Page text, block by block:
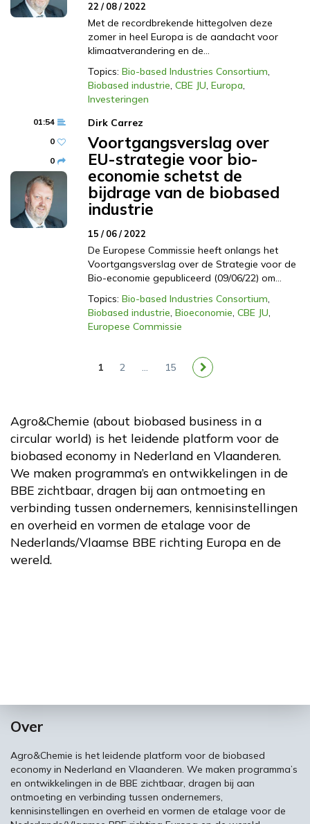
22 / 08 / 2022
Met de recordbrekende hittegolven deze
zomer in heel Europa is de aandacht voor
klimaatverandering en de…
Topics: Bio-based Industries Consortium,
Biobased industrie, CBE JU, Europa,
Investeringen
01:54
0
0
Dirk Carrez
Voortgangsverslag over
EU-strategie voor bio-
economie schetst de
bijdrage van de biobased
industrie
15 / 06 / 2022
De Europese Commissie heeft onlangs het
Voortgangsverslag over de Strategie voor de
Bio-economie gepubliceerd (09/06/22) om…
Topics: Bio-based Industries Consortium,
Biobased industrie, Bioeconomie, CBE JU,
Europese Commissie
1 2 … 15
Agro&Chemie (about biobased business in a
circular world) is het leidende platform voor de
biobased economy in Nederland en Vlaanderen.
We maken programma’s en ontwikkelingen in de
BBE zichtbaar, dragen bij aan ontmoeting en
verbinding tussen ondernemers, kennisinstellingen
en overheid en vormen de etalage voor de
Nederlands/Vlaamse BBE richting Europa en de
wereld.
Over
Agro&Chemie is het leidende platform voor de biobased
economy in Nederland en Vlaanderen. We maken programma’s
en ontwikkelingen in de BBE zichtbaar, dragen bij aan
ontmoeting en verbinding tussen ondernemers,
kennisinstellingen en overheid en vormen de etalage voor de